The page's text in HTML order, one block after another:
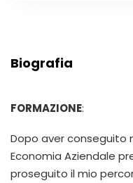
Biografia
FORMAZIONE:
Dopo aver conseguito
Economia Aziendale
proseguito il mio